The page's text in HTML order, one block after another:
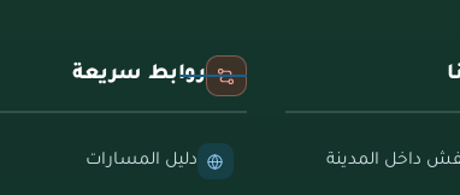
داخل المدينة
روابط سريعة
دليل المسارات